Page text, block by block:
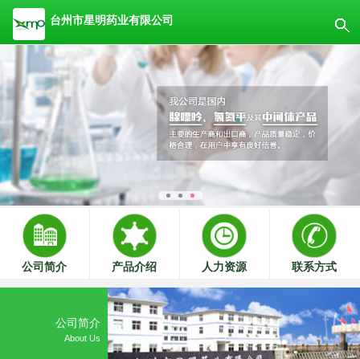
台州市星明药业有限公司
公司简介 产品介绍 人力资源 联系方式
公司简介
About Us